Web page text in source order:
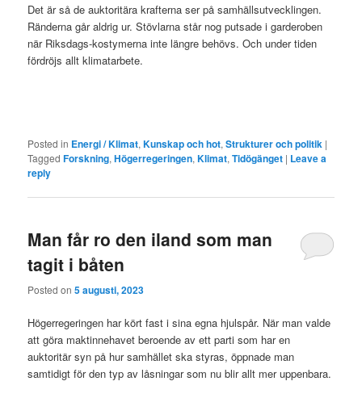
Det är så de auktoritära krafterna ser på samhällsutvecklingen.
Ränderna går aldrig ur. Stövlarna står nog putsade i garderoben
när Riksdags-kostymerna inte längre behövs. Och under tiden
fördröjs allt klimatarbete.
Posted in Energi / Klimat,Kunskap och hot,Strukturer och politik |
Tagged Forskning,Högerregeringen,Klimat,Tidögänget | Leave a
reply
Man får ro den iland som man
tagit i båten
Posted on5 augusti, 2023
Högerregeringen har kört fast i sina egna hjulspår. När man valde
att göra maktinnehavet beroende av ett parti som har en
auktoritär syn på hur samhället ska styras, öppnade man
samtidigt för den typ av låsningar som nu blir allt mer uppenbara.